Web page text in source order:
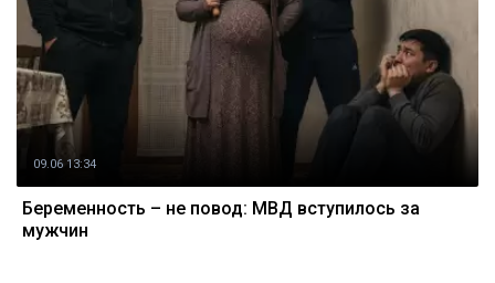
09.06 13:34
Беременность – не повод: МВД вступилось за
мужчин